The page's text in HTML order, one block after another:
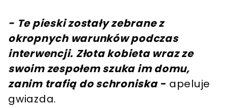
- Te pieski zostały zebrane z
okropnych warunków podczas
interwencji. Złota kobieta wraz ze
swoim zespołem szuka im domu,
zanim trafią do schroniska - apeluje
gwiazda.